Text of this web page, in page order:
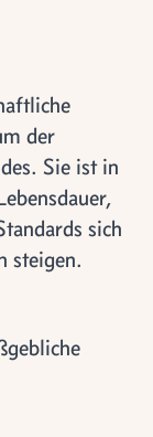
der
Sie ist in
sich
steigen.